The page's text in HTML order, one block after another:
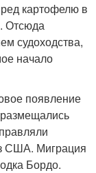
картофелю в
Отсюда
судоходства,
начало
появление
США. Миграция
Бордо.